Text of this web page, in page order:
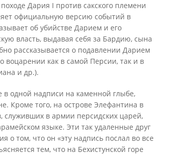
Дария I против сакского племени
официальную версию событий в
об убийстве Дарием и его
власть, выдавая себя за Бардию, сына
рассказывается о подавлении Дарием
как в самой Персии, так и в
и др.).
в одной надписи на каменной глыбе,
Кроме того, на острове Элефантина в
служивших в армии персидских царей,
языке. Эти так удаленные друг
о том, что он «эту надпись послал во все
тем, что на Бехистунской горе